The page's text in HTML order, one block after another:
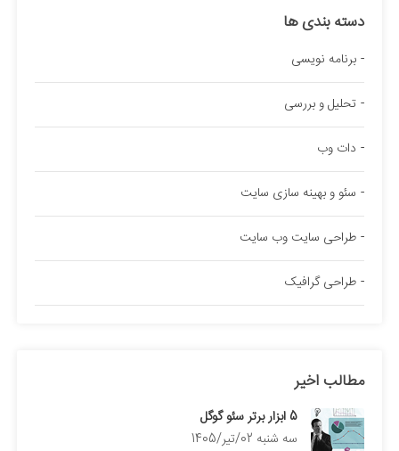
دسته بندی ها
برنامه نویسی
تحلیل و بررسی
دات وب
سئو و بهینه سازی سایت
طراحی سایت وب سایت
طراحی گرافیک
مطالب اخیر
5 ابزار برتر سئو گوگل
سه شنبه 02/تیر/1405